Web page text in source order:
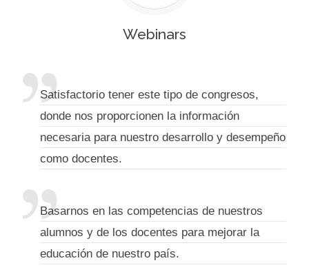
Webinars
Satisfactorio tener este tipo de congresos,
donde nos proporcionen la información
necesaria para nuestro desarrollo y desempeño
como docentes.
Basarnos en las competencias de nuestros
alumnos y de los docentes para mejorar la
educación de nuestro país.